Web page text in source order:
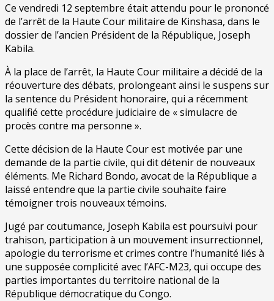
Ce vendredi 12 septembre était attendu pour le prononcé
de l’arrêt de la Haute Cour militaire de Kinshasa, dans le
dossier de l’ancien Président de la République, Joseph
Kabila.
À la place de l’arrêt, la Haute Cour militaire a décidé de la
réouverture des débats, prolongeant ainsi le suspens sur
la sentence du Président honoraire, qui a récemment
qualifié cette procédure judiciaire de « simulacre de
procès contre ma personne ».
Cette décision de la Haute Cour est motivée par une
demande de la partie civile, qui dit détenir de nouveaux
éléments. Me Richard Bondo, avocat de la République a
laissé entendre que la partie civile souhaite faire
témoigner trois nouveaux témoins.
Jugé par coutumance, Joseph Kabila est poursuivi pour
trahison, participation à un mouvement insurrectionnel,
apologie du terrorisme et crimes contre l’humanité liés à
une supposée complicité avec l’AFC-M23, qui occupe des
parties importantes du territoire national de la
République démocratique du Congo.